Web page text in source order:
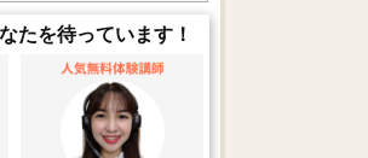
たを待っています！